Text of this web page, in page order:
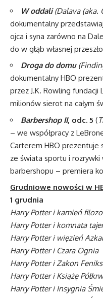
W oddali(Dalava (aka.
dokumentalny
ojca i syna zarówno na
do w głąb własnej
Droga do domu(
dokumentalny HBO
przez J.K. Rowling
milionów sierot na całym
Barbershop II, odc. 5 (
– we współpracy z
Carterem HBO prezentuje
ze świata sportu i
barbershopu – premiera
Grudniowe nowości w
1 grudnia
Harry Potter i kamień
Harry Potter i komnata
Harry Potter i więzień
Harry Potter i Czara Ognia
Harry Potter i Zakon
Harry Potter i Książę
Harry Potter i Insygnia